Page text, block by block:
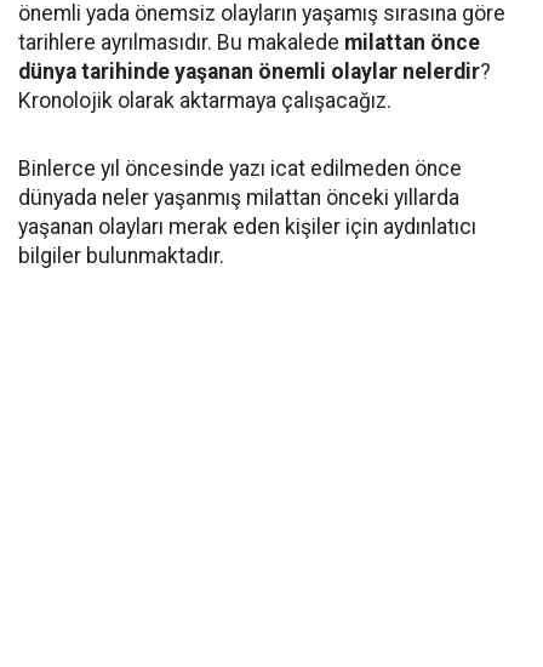
önemli yada önemsiz olayların yaşamış sırasına göre
tarihlere ayrılmasıdır. Bu makalede milattan önce
dünya tarihinde yaşanan önemli olaylar nelerdir?
Kronolojik olarak aktarmaya çalışacağız.
Binlerce yıl öncesinde yazı icat edilmeden önce
dünyada neler yaşanmış milattan önceki yıllarda
yaşanan olayları merak eden kişiler için aydınlatıcı
bilgiler bulunmaktadır.